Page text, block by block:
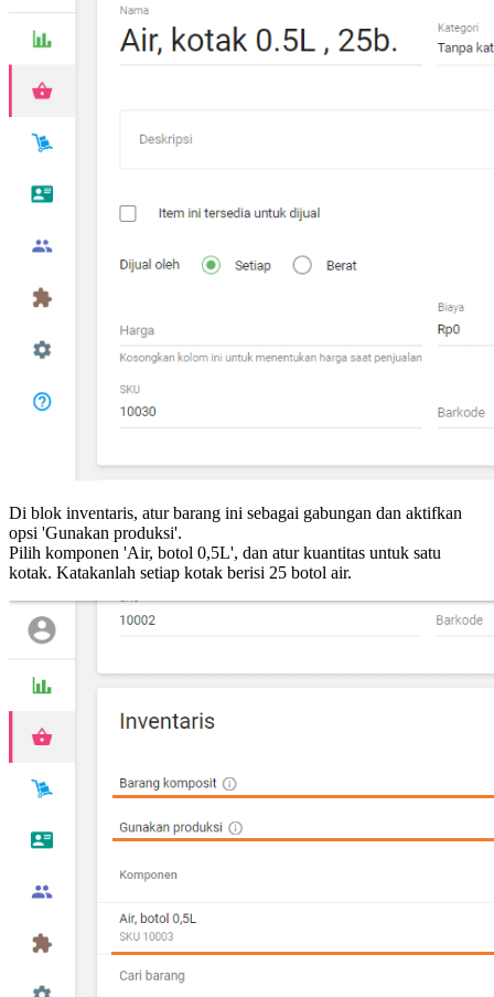
Di blok inventaris, atur barang ini sebagai gabungan dan aktifkan
opsi 'Gunakan produksi'.
Pilih komponen 'Air, botol 0,5L', dan atur kuantitas untuk satu
kotak. Katakanlah setiap kotak berisi 25 botol air.